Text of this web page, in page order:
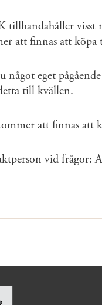
tillhandahåller visst
att finnas att köpa
något eget
till kvällen.
att finnas att
vid frågor: